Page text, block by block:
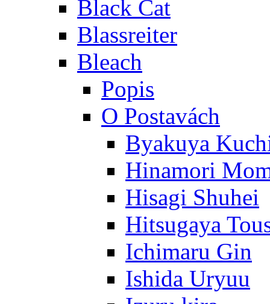
Black Cat
Blassreiter
Bleach
Popis
O Postavách
Byakuya
Hinamori
Hisagi Shuhei
Hitsugaya
Ichimaru Gin
Ishida Uryuu